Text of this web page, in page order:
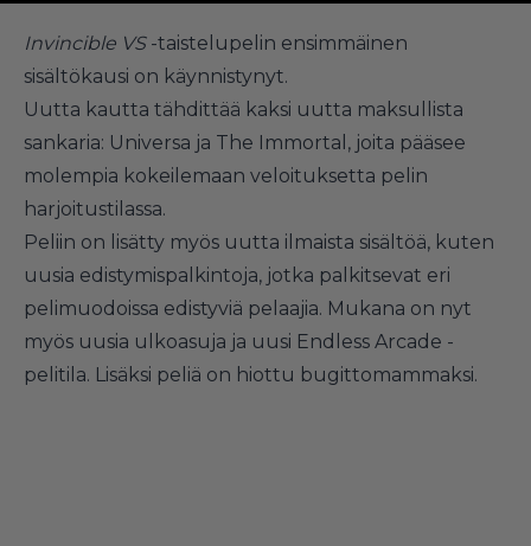
Invincible VS-taistelupelin ensimmäinen
sisältökausi on käynnistynyt.
Uutta kautta tähdittää kaksi uutta maksullista
sankaria: Universa ja The Immortal, joita pääsee
molempia kokeilemaan veloituksetta pelin
harjoitustilassa.
Peliin on lisätty myös uutta ilmaista sisältöä, kuten
uusia edistymispalkintoja, jotka palkitsevat eri
pelimuodoissa edistyviä pelaajia. Mukana on nyt
myös uusia ulkoasuja ja uusi Endless Arcade -
pelitila. Lisäksi peliä on hiottu bugittomammaksi.